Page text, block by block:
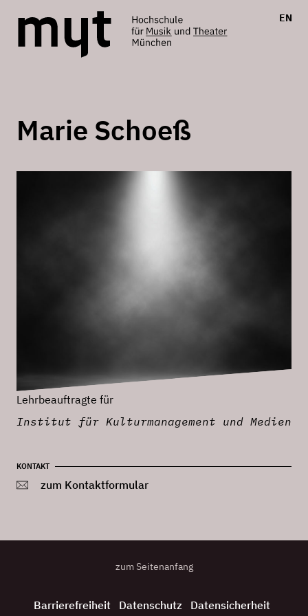
EN
Marie Schoeß
Lehrbeauftragte für
Institut für Kulturmanagement und Medien
KONTAKT
zum Kontaktformular
zum Seitenanfang
Barrierefreiheit Datenschutz Datensicherheit